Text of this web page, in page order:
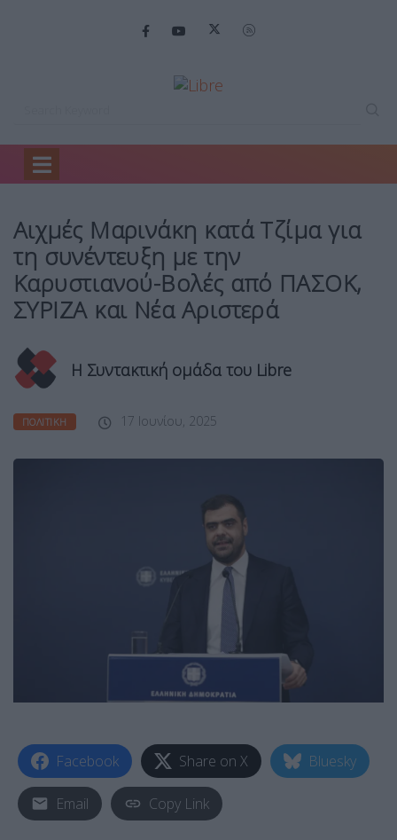
Home
Αιχμές Μαρινάκη κατά Τζίμα για
τη συνέντευξη με την
Καρυστιανού-Βολές από ΠΑΣΟΚ,
ΣΥΡΙΖΑ και Νέα Αριστερά
Η Συντακτική ομάδα του Libre
ΠΟΛΙΤΙΚΉ 17 Ιουνίου, 2025
Facebook Share on X Bluesky
Email Copy Link